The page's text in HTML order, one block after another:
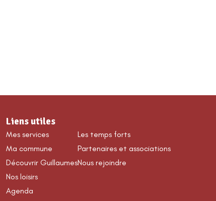
Liens utiles
Mes services
Ma commune
Découvrir Guillaumes
Nos loisirs
Agenda
Les temps forts
Partenaires et associations
Nous rejoindre